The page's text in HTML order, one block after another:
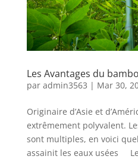
Les Avantages du
par admin3563 | Mar 30,
Originaire d’Asie et
extrêmement polyvalent.
sont multiples, en voici
assainit les eaux usées